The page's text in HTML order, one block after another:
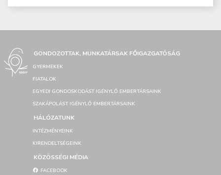
GONDOZOTTAK, MUNKATÁRSAK FŐIGAZGATÓSÁG
GYERMEKEK
FIATALOK
EGYEDI GONDOSKODÁST IGÉNYLŐ EMBERTÁRSAINK
SZAKÁPOLÁST IGÉNYLŐ EMBERTÁRSAINK
HÁLÓZATUNK
INTÉZMÉNYEINK
KIRENDELTSÉGEINK
KÖZÖSSÉGI MÉDIA
FACEBOOK